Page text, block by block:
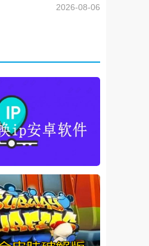
2026-08-06